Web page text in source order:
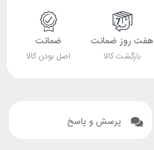
هفت روز ضمانت
بازگشت کالا
ضمانت
اصل بودن کالا
پرسش و پاسخ